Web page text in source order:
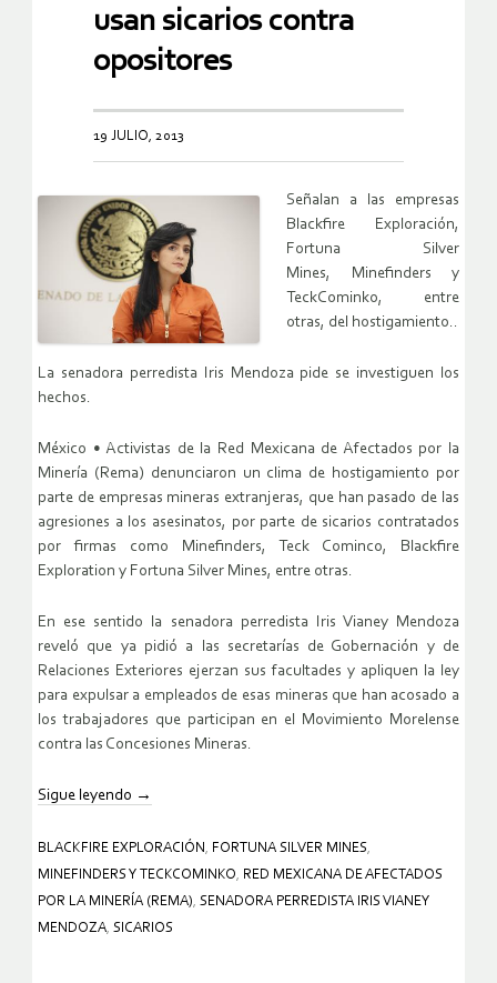
usan sicarios contra
opositores
19 JULIO, 2013
Señalan a las empresas
Blackfire Exploración,
Fortuna Silver
Mines, Minefinders y
TeckCominko, entre
otras, del hostigamiento..
La senadora perredista Iris Mendoza pide se investiguen los
hechos.
México • Activistas de la Red Mexicana de Afectados por la
Minería (Rema) denunciaron un clima de hostigamiento por
parte de empresas mineras extranjeras, que han pasado de las
agresiones a los asesinatos, por parte de sicarios contratados
por firmas como Minefinders, Teck Cominco, Blackfire
Exploration y Fortuna Silver Mines, entre otras.
En ese sentido la senadora perredista Iris Vianey Mendoza
reveló que ya pidió a las secretarías de Gobernación y de
Relaciones Exteriores ejerzan sus facultades y apliquen la ley
para expulsar a empleados de esas mineras que han acosado a
los trabajadores que participan en el Movimiento Morelense
contra las Concesiones Mineras.
Sigue leyendo →
BLACKFIRE EXPLORACIÓN , FORTUNA SILVER MINES,
MINEFINDERS Y TECKCOMINKO, RED MEXICANA DE AFECTADOS
POR LA MINERÍA (REMA), SENADORA PERREDISTA IRIS VIANEY
MENDOZA, SICARIOS